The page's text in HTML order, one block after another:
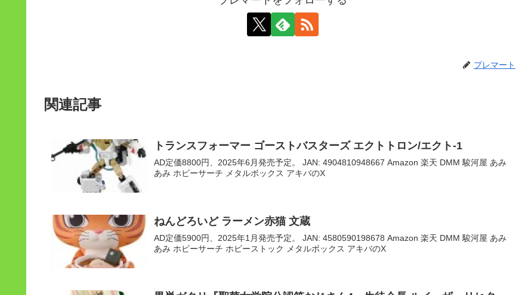
プレマート
関連記事
トランスフォーマー ゴーストバスターズ エクトトロン/エクト-1
AD定価8800円、2025年6月発売予定。 JAN: 4904810948667 Amazon 楽天 DMM 駿河屋 あみ
あみ ホビーサーチ メタルボックス アキバのX
ねんどろいど ラーメン赤猫 文蔵
AD定価5900円、2025年1月発売予定。 JAN: 4580590198678 Amazon 楽天 DMM 駿河屋 あみ
あみ ホビーサーチ ホビーストック メタルボックス アキバのX